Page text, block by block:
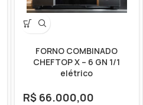
FORNO COMBINADO
CHEFTOP X – 6 GN 1/1
elétrico
R$66.000,00